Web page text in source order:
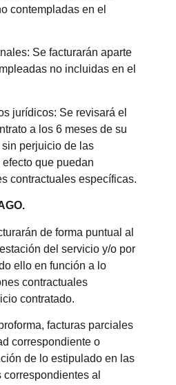
contempladas en el
Se facturarán aparte
no incluidas en el
jurídicos: Se revisará el
a los 6 meses de su
perjuicio de las
que puedan
contractuales específicas.
de forma puntual al
del servicio y/o por
ello en función a lo
contractuales
contratado.
facturas parciales
correspondiente o
de lo estipulado en las
al